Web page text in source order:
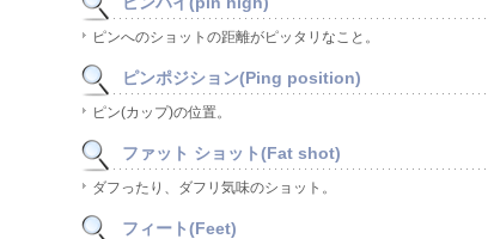
ピンへのショットの距離がピッタリなこと。
ピンポジション(Ping position)
ピン(カップ)の位置。
ファット ショット(Fat shot)
ダフったり、ダフリ気味のショット。
フィート(Feet)